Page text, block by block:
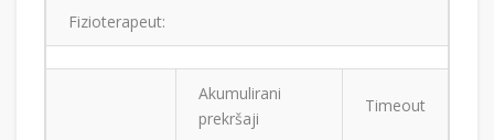
Fizioterapeut:
Akumulirani
prekršaji
Timeout